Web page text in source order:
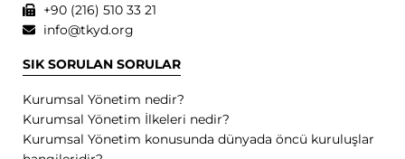
+90 (216) 510 33 21
info@tkyd.org
SIK SORULAN SORULAR
Kurumsal Yönetim nedir?
Kurumsal Yönetim İlkeleri nedir?
Kurumsal Yönetim konusunda dünyada öncü kuruluşlar